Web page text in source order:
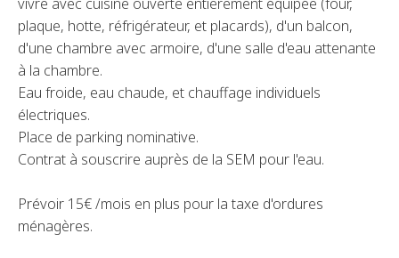
plaque, hotte, réfrigérateur, et placards), d'un balcon,
d'une chambre avec armoire, d'une salle d'eau attenante
à la chambre.
Eau froide, eau chaude, et chauffage individuels
électriques.
Place de parking nominative.
Contrat à souscrire auprès de la SEM pour l'eau.
Prévoir 15€ /mois en plus pour la taxe d'ordures
ménagères.